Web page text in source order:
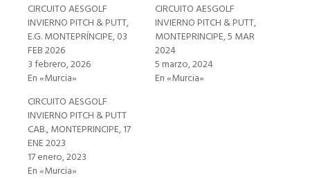
CIRCUITO AESGOLF
INVIERNO PITCH & PUTT,
E.G. MONTEPRÍNCIPE, 03
FEB 2026
3 febrero, 2026
En «Murcia»
CIRCUITO AESGOLF
INVIERNO PITCH & PUTT,
MONTEPRINCIPE, 5 MAR
2024
5 marzo, 2024
En «Murcia»
CIRCUITO AESGOLF
INVIERNO PITCH & PUTT
CAB., MONTEPRINCIPE, 17
ENE 2023
17 enero, 2023
En «Murcia»